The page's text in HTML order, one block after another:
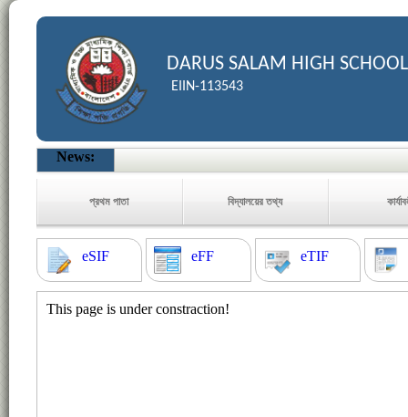
DARUS SALAM HIGH SCHOOL
EIIN-113543
News:
প্রথম পাতা বিদ্যালয়ের তথ্য
eSIF eFF eTIF
This page is under constraction!